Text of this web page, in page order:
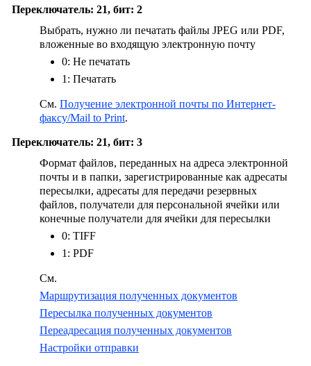
Переключатель: 21, бит: 2
Выбрать, нужно ли печатать файлы JPEG или PDF,
вложенные во входящую электронную почту
0: Не печатать
1: Печатать
См. Получение электронной почты по Интернет-
факсу/Mail to Print.
Переключатель: 21, бит: 3
Формат файлов, переданных на адреса электронной
почты и в папки, зарегистрированные как адресаты
пересылки, адресаты для передачи резервных
файлов, получатели для персональной ячейки или
конечные получатели для ячейки для пересылки
0: TIFF
1: PDF
См.
Маршрутизация полученных документов
Пересылка полученных документов
Переадресация полученных документов
Настройки отправки